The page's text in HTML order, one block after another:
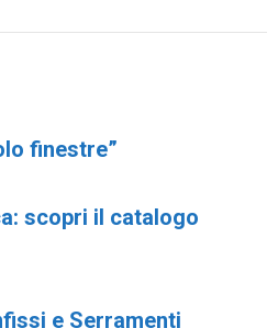
finestre”
scopri il catalogo
e Serramenti